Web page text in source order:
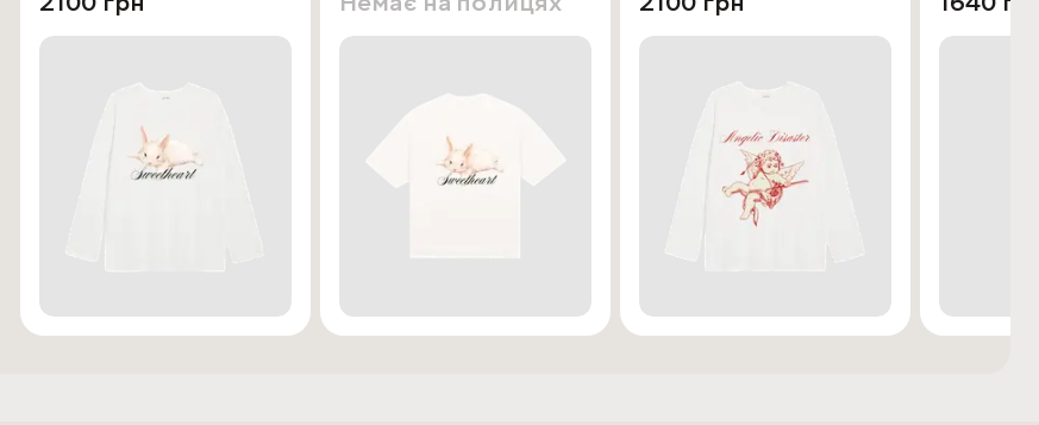
Характеристики:
Колір: шампань.
Посадка: oversize, універсальний розмір (one size).
Заміри: довжина — 70 см, ширина — 62 см.